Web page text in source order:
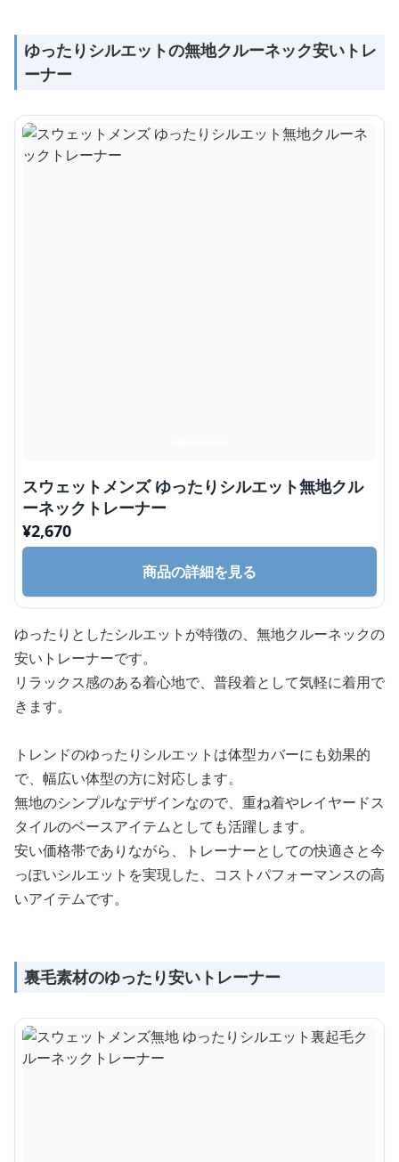
ゆったりシルエットの無地クルーネック安いトレ
ーナー
スウェットメンズ ゆったりシルエット無地クル
ーネックトレーナー
¥2,670
商品の詳細を見る
ゆったりとしたシルエットが特徴の、無地クルーネックの
安いトレーナーです。
リラックス感のある着心地で、普段着として気軽に着用で
きます。
トレンドのゆったりシルエットは体型カバーにも効果的
で、幅広い体型の方に対応します。
無地のシンプルなデザインなので、重ね着やレイヤードス
タイルのベースアイテムとしても活躍します。
安い価格帯でありながら、トレーナーとしての快適さと今
っぽいシルエットを実現した、コストパフォーマンスの高
いアイテムです。
裏毛素材のゆったり安いトレーナー